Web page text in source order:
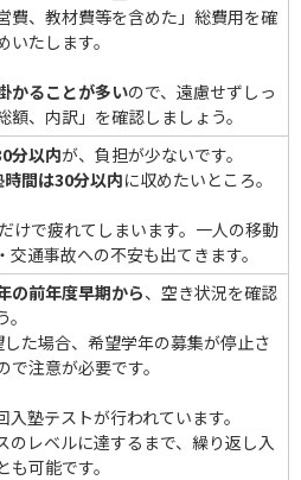
費、教材費等を含めた」総費用を確
たします。
かることが多いので、遠慮せずしっ
、内訳」を確認しましょう。
分以内が、負担が少ないです。
間は30分以内に収めたいところ。
けで疲れてしまいます。一人の移動
通事故への不安も出てきます。
の前年度早期から、空き状況を確認
た場合、希望学年の募集が停止さ
注意が必要です。
塾テストが行われています。
のレベルに達するまで、繰り返し入
可能です。